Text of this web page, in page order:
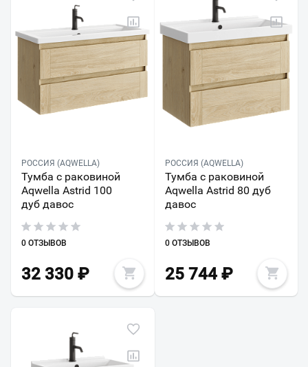
РОССИЯ (AQWELLA)
Тумба с раковиной
Aqwella Astrid 100
дуб давос
0 ОТЗЫВОВ
32 330 ₽
РОССИЯ (AQWELLA)
Тумба с раковиной
Aqwella Astrid 80 дуб
давос
0 ОТЗЫВОВ
25 744₽